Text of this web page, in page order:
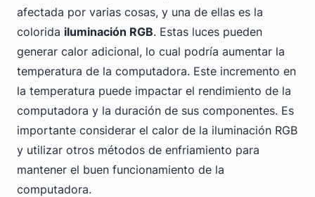
afectada por varias cosas, y una de ellas es la
colorida iluminación RGB. Estas luces pueden
generar calor adicional, lo cual podría aumentar la
temperatura de la computadora. Este incremento en
la temperatura puede impactar el rendimiento de la
computadora y la duración de sus componentes. Es
importante considerar el calor de la iluminación RGB
y utilizar otros métodos de enfriamiento para
mantener el buen funcionamiento de la
computadora.